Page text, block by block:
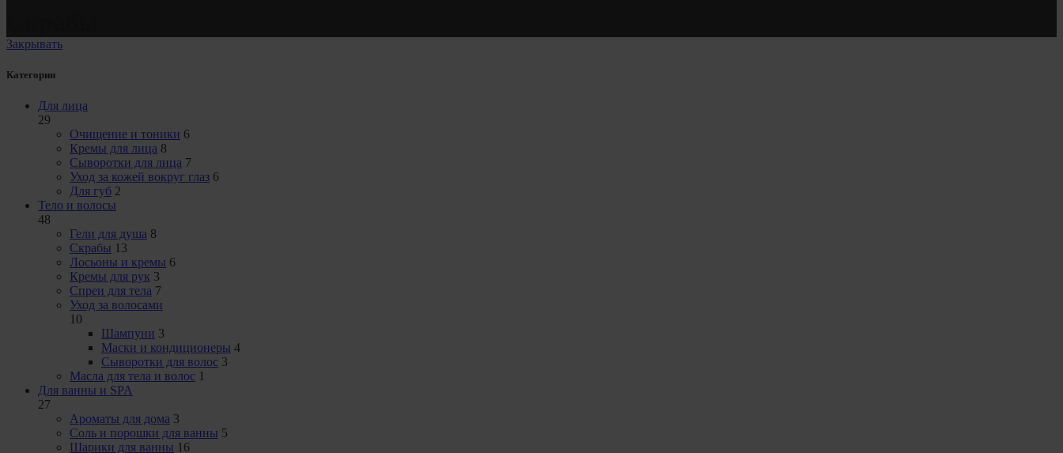
Закрывать
Категории
Для лица
29
Очищение и тоники 6
Кремы для лица 8
Сыворотки для лица 7
Уход за кожей вокруг глаз 6
Для губ 2
Тело и волосы
48
Гели для душа 8
Скрабы 13
Лосьоны и кремы 6
Кремы для рук 3
Спреи для тела 7
Уход за волосами
10
Шампуни 3
Маски и кондиционеры 4
Сыворотки для волос 3
Масла для тела и волос 1
Для ванны и SPA
27
Ароматы для дома 3
Соль и порошки для ванны 5
Шарики для ванны 16